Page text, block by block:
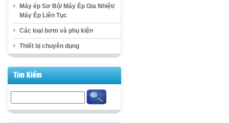
Máy ép Sơ Bộ/ Máy Ép Gia Nhiệt/
Máy Ép Liên Tục
Các loại bơm và phụ kiện
Thiết bị chuyên dụng